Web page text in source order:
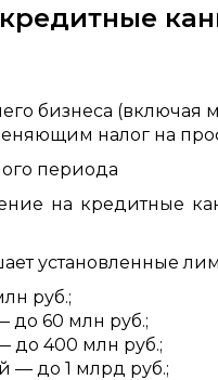
бизнеса (включая
налог на
периода
на кредитные
установленные
руб.;
60 млн руб.;
до 400 млн руб.;
— до 1 млрд руб.;